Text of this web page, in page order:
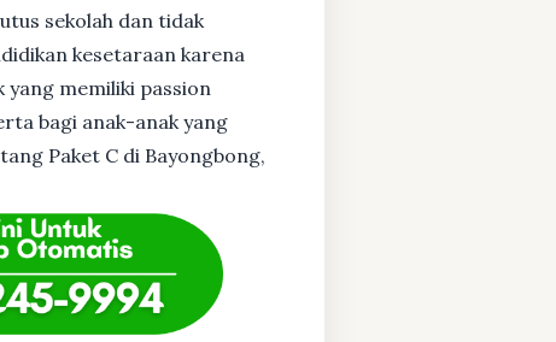
sekolah dan tidak
kesetaraan karena
yang memiliki passion
bagi anak-anak yang
Paket C di Bayongbong,